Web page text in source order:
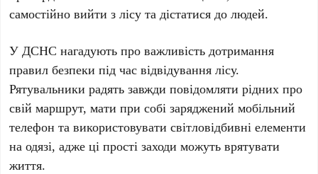
самостійно вийти з лісу та дістатися до людей.
У ДСНС нагадують про важливість дотримання
правил безпеки під час відвідування лісу.
Рятувальники радять завжди повідомляти рідних про
свій маршрут, мати при собі заряджений мобільний
телефон та використовувати світловідбивні елементи
на одязі, адже ці прості заходи можуть врятувати
життя.